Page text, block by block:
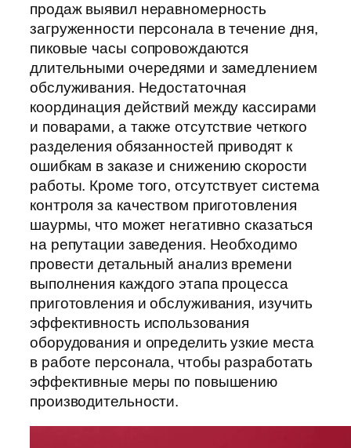
продаж выявил неравномерность
загруженности персонала в течение дня,
пиковые часы сопровождаются
длительными очередями и замедлением
обслуживания. Недостаточная
координация действий между кассирами
и поварами, а также отсутствие четкого
разделения обязанностей приводят к
ошибкам в заказе и снижению скорости
работы. Кроме того, отсутствует система
контроля за качеством приготовления
шаурмы, что может негативно сказаться
на репутации заведения. Необходимо
провести детальный анализ времени
выполнения каждого этапа процесса
приготовления и обслуживания, изучить
эффективность использования
оборудования и определить узкие места
в работе персонала, чтобы разработать
эффективные меры по повышению
производительности.